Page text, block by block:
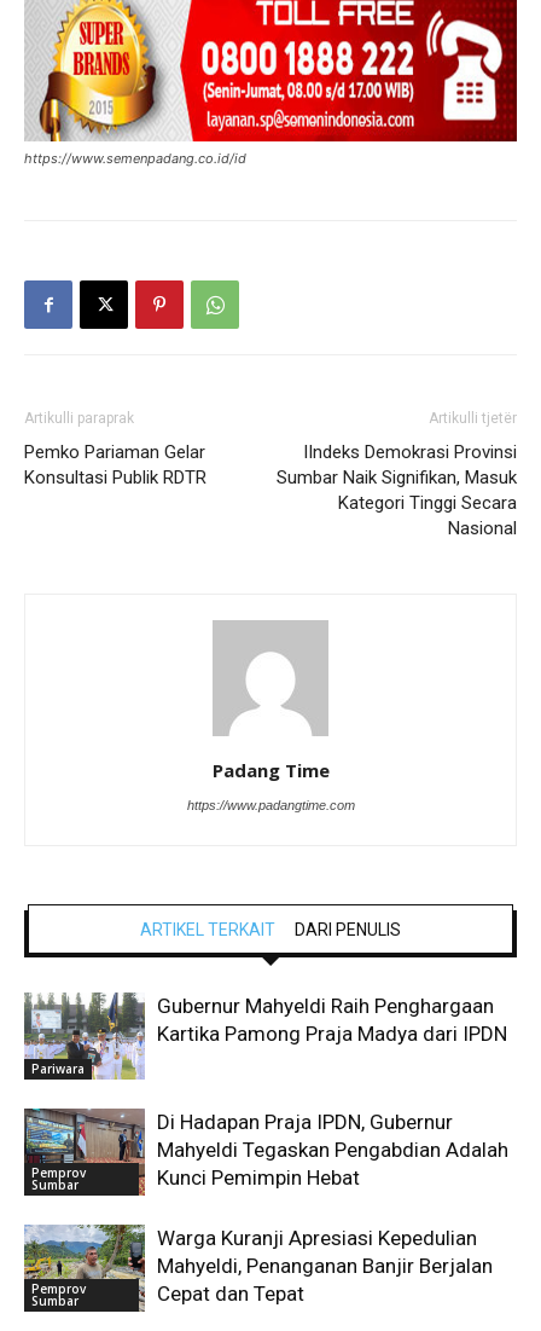
https://www.semenpadang.co.id/id
Artikulli paraprak
Pemko Pariaman Gelar
Konsultasi Publik RDTR
Artikulli tjetër
IIndeks Demokrasi Provinsi
Sumbar Naik Signifikan, Masuk
Kategori Tinggi Secara
Nasional
Padang Time
https://www.padangtime.com
ARTIKEL TERKAIT DARI PENULIS
Pariwara
Gubernur Mahyeldi Raih Penghargaan
Kartika Pamong Praja Madya dari IPDN
Pemprov
Sumbar
Di Hadapan Praja IPDN, Gubernur
Mahyeldi Tegaskan Pengabdian Adalah
Kunci Pemimpin Hebat
Pemprov
Sumbar
Warga Kuranji Apresiasi Kepedulian
Mahyeldi, Penanganan Banjir Berjalan
Cepat dan Tepat